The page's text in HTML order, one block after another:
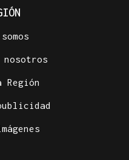
nosotros
Región